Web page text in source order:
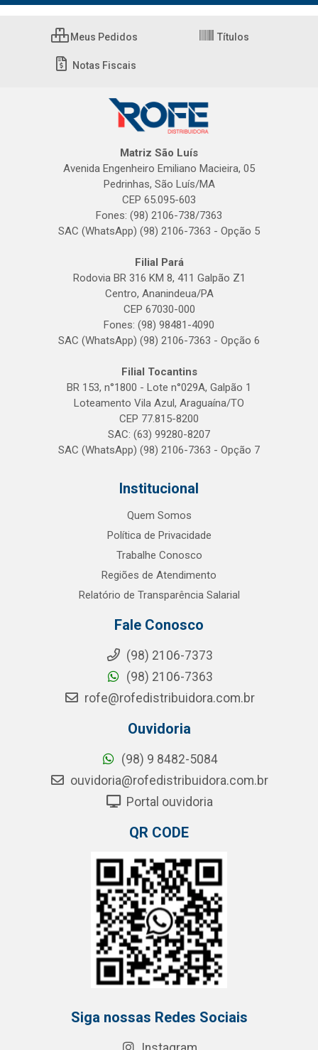
Meus Pedidos Títulos
Notas Fiscais
Matriz São Luís
Avenida Engenheiro Emiliano Macieira, 05
Pedrinhas, São Luís/MA
CEP 65.095-603
Fones: (98) 2106-738/7363
SAC (WhatsApp) (98) 2106-7363 - Opção 5
Filial Pará
Rodovia BR 316 KM 8, 411 Galpão Z1
Centro, Ananindeua/PA
CEP 67030-000
Fones: (98) 98481-4090
SAC (WhatsApp) (98) 2106-7363 - Opção 6
Filial Tocantins
BR 153, n°1800 - Lote n°029A, Galpão 1
Loteamento Vila Azul, Araguaína/TO
CEP 77.815-8200
SAC: (63) 99280-8207
SAC (WhatsApp) (98) 2106-7363 - Opção 7
Institucional
Quem Somos
Política de Privacidade
Trabalhe Conosco
Regiões de Atendimento
Relatório de Transparência Salarial
Fale Conosco
(98) 2106-7373
(98) 2106-7363
rofe@rofedistribuidora.com.br
Ouvidoria
(98) 9 8482-5084
ouvidoria@rofedistribuidora.com.br
Portal ouvidoria
QR CODE
Siga nossas Redes Sociais